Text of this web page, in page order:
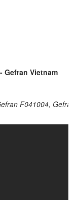
Gefran Vietnam
F041004,